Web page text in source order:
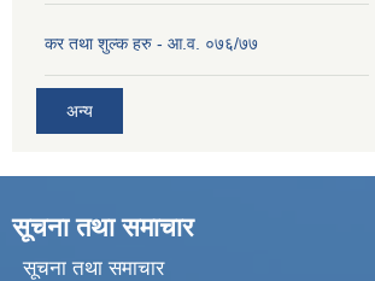
कर तथा शुल्क हरु - आ.व. ०७६/७७
अन्य
सूचना तथा समाचार
सूचना तथा समाचार